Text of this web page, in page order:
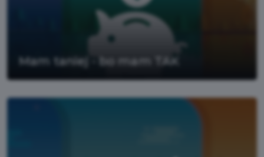
Mam taniej - bo mam TAK